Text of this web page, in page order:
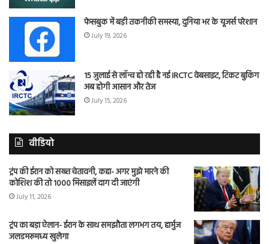
फेसबुक में बड़ी तकनीकी समस्या, दुनिया भर के यूजर्स परेशान
July 19, 2026
15 जुलाई से लॉन्च हो रही है नई IRCTC वेबसाइट, टिकट बुकिंग
अब होगी आसान और तेज
July 15, 2026
वीडियो
ट्रंप की ईरान को सख्त चेतावनी, कहा- अगर मुझे मारने की
कोशिश की तो 1000 मिसाइलें दाग दी जाएंगी
July 11, 2026
ट्रंप का बड़ा ऐलान- ईरान के साथ समझौता लगभग तय, हार्मुज
जलडमरूमध्य खुलेगा